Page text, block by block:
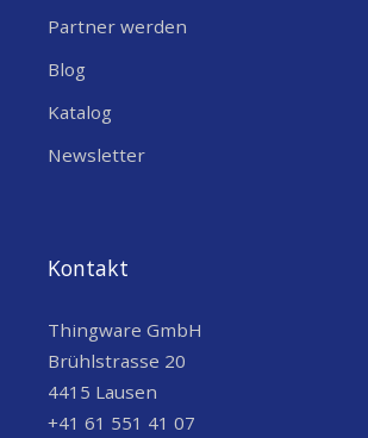
Partner werden
Blog
Katalog
Newsletter
Kontakt
Thingware GmbH
Brühlstrasse 20
4415 Lausen
+41 61 551 41 07